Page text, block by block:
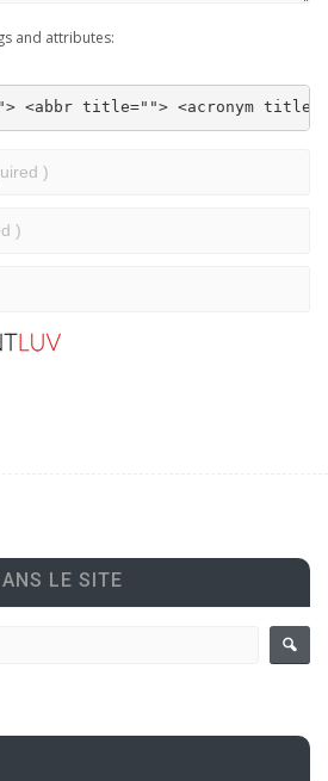
and attributes:
title=""> <acronym
LE SITE